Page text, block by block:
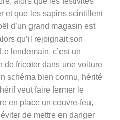
et que les sapins scintillent
d’un grand magasin est
qu’il rejoignait son
lendemain, c’est un
de fricoter dans une voiture
schéma bien connu, hérité
veut faire fermer le
en place un couvre-feu,
de mettre en danger